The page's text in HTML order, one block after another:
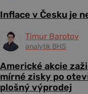
Inflace v Česku je
Timur Barotov
analytik BHS
Americké akcie
mírné zisky po
plošný výprodej